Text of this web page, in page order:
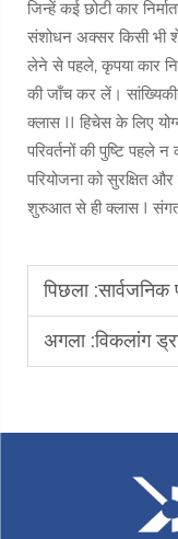
जिन्हें कई छोटी कार
संशोधन अक्सर किसी भी
लेने से पहले, कृपया कार
की जाँच कर लें।
क्लास II हिचेस के लिए
परिवर्तनों की पुष्टि पहले
परियोजना को सुरक्षित
शुरुआत से ही क्लास I
पिछला :सार्वजनिक
अगला :विकलांग